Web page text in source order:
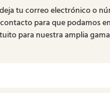
tu correo electrónico o
para que podamos
para nuestra amplia